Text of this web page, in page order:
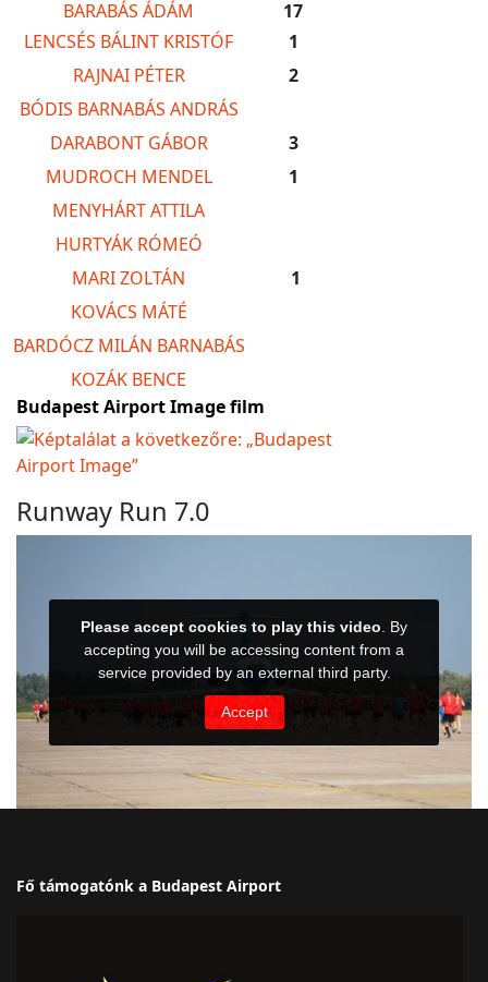
BARABÁS ÁDÁM
17
LENCSÉS BÁLINT KRISTÓF
1
RAJNAI PÉTER
2
BÓDIS BARNABÁS ANDRÁS
DARABONT GÁBOR
3
MUDROCH MENDEL
1
MENYHÁRT ATTILA
HURTYÁK RÓMEÓ
MARI ZOLTÁN
1
KOVÁCS MÁTÉ
BARDÓCZ MILÁN BARNABÁS
KOZÁK BENCE
Budapest Airport Image film
Runway Run 7.0
Fő támogatónk a Budapest Airport